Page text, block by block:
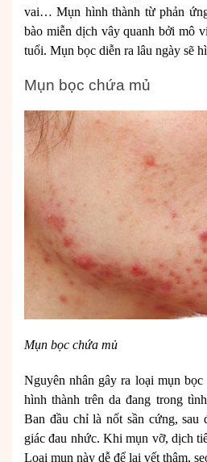
vai… Mụn hình thành từ phản
bào miễn dịch vây quanh bởi mô
tuổi. Mụn bọc diễn ra lâu ngày sẽ
Mụn bọc chứa mủ
Mụn bọc chứa mủ
Nguyên nhân gây ra loại mụn
hình thành trên da đang trong
Ban đầu chỉ là nốt sần cứng, sau
giác đau nhức. Khi mụn vỡ, dịch
Loại mụn này dễ để lại vết thâm,